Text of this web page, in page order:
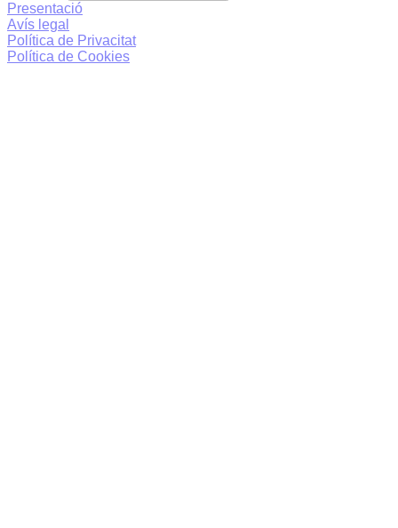
Presentació
Avís legal
Política de Privacitat
Política de Cookies